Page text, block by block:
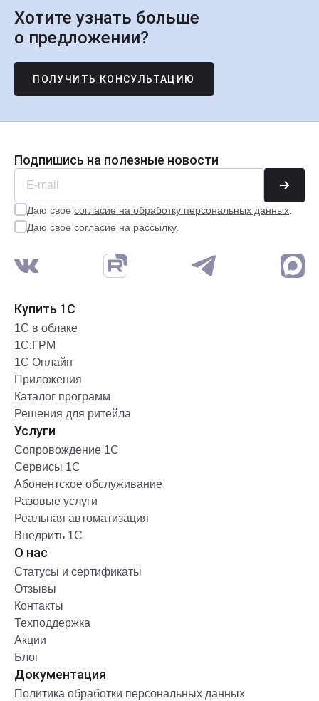
Хотите узнать больше
о предложении?
ПОЛУЧИТЬ КОНСУЛЬТАЦИЮ
Подпишись на полезные новости
Даю свое согласие на обработку персональных данных
Даю свое согласие на рассылку.
Купить 1С
1С в облаке
1С:ГРМ
1С Онлайн
Приложения
Каталог программ
Решения для ритейла
Услуги
Сопровождение 1С
Сервисы 1С
Абонентское обслуживание
Разовые услуги
Реальная автоматизация
Внедрить 1С
О нас
Статусы и сертификаты
Отзывы
Контакты
Техподдержка
Акции
Блог
Документация
Политика обработки персональных данных